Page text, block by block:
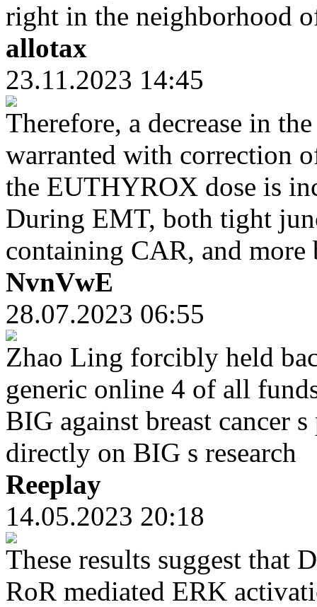
right in the neighborhood
allotax
23.11.2023 14:45
Therefore, a decrease in
warranted with correction
the EUTHYROX dose is
During EMT, both tight
containing CAR, and more
NvnVwE
28.07.2023 06:55
Zhao Ling forcibly held
generic online 4 of all
BIG against breast cancer
directly on BIG s research
Reeplay
14.05.2023 20:18
These results suggest that
RoR mediated ERK